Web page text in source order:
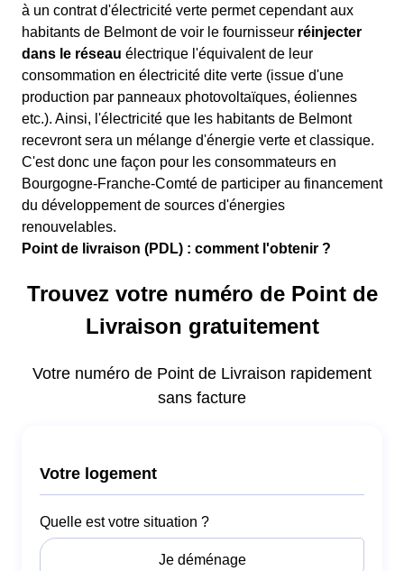
à un contrat d'électricité verte permet cependant aux
habitants de Belmont de voir le fournisseur réinjecter
dans le réseau électrique l'équivalent de leur
consommation en électricité dite verte (issue d'une
production par panneaux photovoltaïques, éoliennes
etc.). Ainsi, l'électricité que les habitants de Belmont
recevront sera un mélange d'énergie verte et classique.
C'est donc une façon pour les consommateurs en
Bourgogne-Franche-Comté de participer au financement
du développement de sources d'énergies
renouvelables.
Point de livraison (PDL) : comment l'obtenir ?